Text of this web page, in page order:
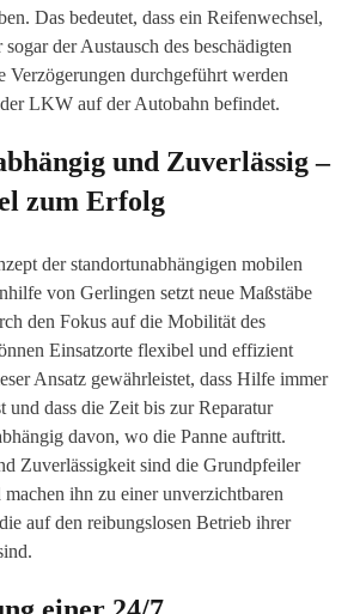
Das bedeutet, dass ein Reifenwechsel,
der Austausch des beschädigten
Verzögerungen durchgeführt werden
LKW auf der Autobahn befindet.
und Zuverlässig –
zum Erfolg
der standortunabhängigen mobilen
von Gerlingen setzt neue Maßstäbe
den Fokus auf die Mobilität des
Einsatzorte flexibel und effizient
Ansatz gewährleistet, dass Hilfe immer
und dass die Zeit bis zur Reparatur
davon, wo die Panne auftritt.
Zuverlässigkeit sind die Grundpfeiler
machen ihn zu einer unverzichtbaren
auf den reibungslosen Betrieb ihrer